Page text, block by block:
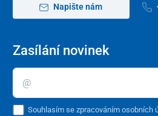
Napište nám
Zasílání novinek
Souhlasím se zpracováním osobních